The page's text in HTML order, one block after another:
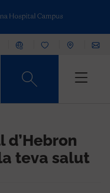
Menú superior
d’Hebron
teva salut